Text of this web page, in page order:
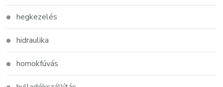
hegkezelés
hidraulika
homokfúvás